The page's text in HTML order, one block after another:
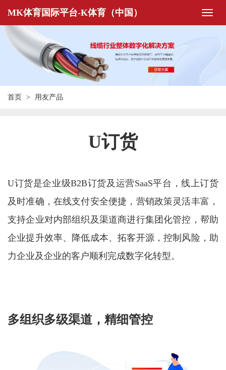
MK体育国际平台-K体育（中国）
首页 用友产品
U订货
U订货是企业级B2B订货及运营SaaS平台，线上订货
及时准确，在线支付安全便捷，营销政策灵活丰富，
支持企业对内部组织及渠道商进行集团化管控，帮助
企业提升效率、降低成本、拓客开源，控制风险，助
力企业及企业的客户顺利完成数字化转型。
多组织多级渠道，精细管控